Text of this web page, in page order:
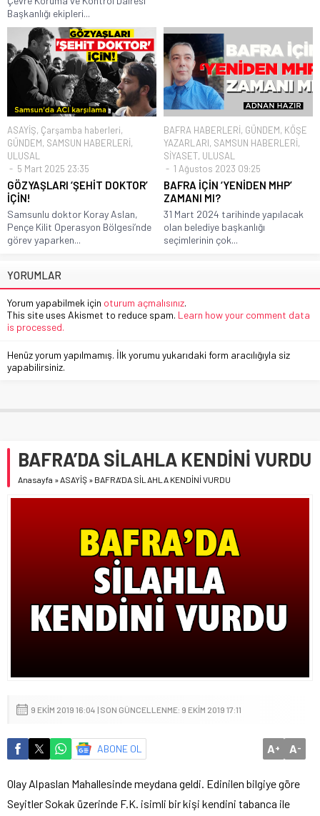
Başkanlığı ekipleri...
ASAYİŞ, Çarşamba haberleri,
GÜNDEM, SAMSUN HABERLERİ,
ULUSAL
5 Mart 2025 23:35
GÖZYAŞLARI ‘ŞEHİT DOKTOR’
İÇİN!
Samsunlu doktor Koray Aslan,
Pençe Kilit Operasyon Bölgesi’nde
görev yaparken...
BAFRA HABERLERİ, GÜNDEM, KÖŞE
YAZARLARI, SAMSUN HABERLERİ,
SİYASET, ULUSAL
1 Ağustos 2023 09:25
BAFRA İÇİN ‘YENİDEN MHP’
ZAMANI MI?
31 Mart 2024 tarihinde yapılacak
olan belediye başkanlığı
seçimlerinin çok...
YORUMLAR
Yorum yapabilmek için oturum açmalısınız.
This site uses Akismet to reduce spam. Learn how your comment data
is processed.
Henüz yorum yapılmamış. İlk yorumu yukarıdaki form aracılığıyla siz
yapabilirsiniz.
BAFRA’DA SİLAHLA KENDİNİ VURDU
Anasayfa »ASAYİŞ » BAFRA’DA SİLAHLA KENDİNİ VURDU
9 EKIM 2019 16:04 | SON GÜNCELLENME: 9 EKIM 2019 17:11
ABONE OL A+ A-
Olay Alpaslan Mahallesinde meydana geldi. Edinilen bilgiye göre
Seyitler Sokak üzerinde F.K. isimli bir kişi kendini tabanca ile